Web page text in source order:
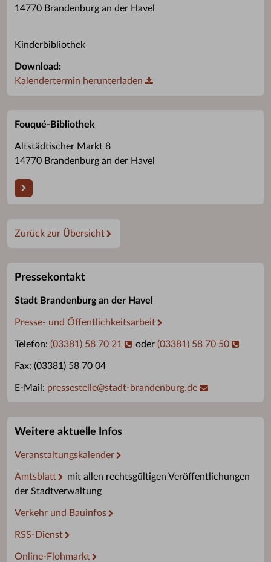
14770 Brandenburg an der Havel
Kinderbibliothek
Download:
Kalendertermin herunterladen
Fouqué-Bibliothek
Altstädtischer Markt 8
14770 Brandenburg an der Havel
Zurück zur Übersicht
Pressekontakt
Stadt Brandenburg an der Havel
Presse- und Öffentlichkeitsarbeit
Telefon: (03381) 58 70 21 oder (03381) 58 70 50
Fax: (03381) 58 70 04
E-Mail: pressestelle@stadt-brandenburg.de
Weitere aktuelle Infos
Veranstaltungskalender
Amtsblatt
mit allen rechtsgültigen Veröffentlichungen
der Stadtverwaltung
Verkehr und Bauinfos
RSS-Dienst
Online-Flohmarkt